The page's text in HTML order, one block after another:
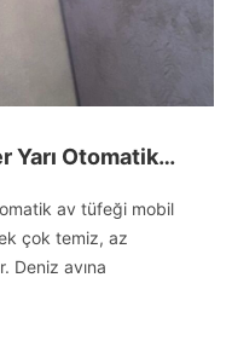
Remington 11-87 Premier Yarı Otomatik Av Tüfeği
av tüfeği mobil
çok temiz, az
Deniz avına